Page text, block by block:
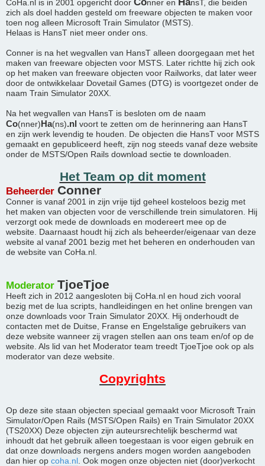
CoHa.nl is in 2001 opgericht door nner en
nsT, die beiden
zich als doel hadden gesteld om freeware objecten te maken voor
toen nog alleen Microsoft Train Simulator (MSTS).
Helaas is HansT niet meer onder ons.
Conner is na het wegvallen van HansT alleen doorgegaan met het
maken van freeware objecten voor MSTS. Later richtte hij zich ook
op het maken van freeware objecten voor Railworks, dat later weer
door de ontwikkelaar Dovetail Games (DTG) is voortgezet onder de
naam Train Simulator 20XX.
Na het wegvallen van HansT is besloten om de naam
Co(nner)Ha(ns).nl voort te zetten om de herinnering aan HansT
en zijn werk levendig te houden. De objecten die HansT voor MSTS
gemaakt en gepubliceerd heeft, zijn nog steeds vanaf deze website
onder de MSTS/Open Rails download sectie te downloaden.
Het Team op dit moment
Beheerder Conner
Conner is vanaf 2001 in zijn vrije tijd geheel kosteloos bezig met
het maken van objecten voor de verschillende trein simulatoren. Hij
verzorgt ook mede de downloads en modereert mee op de
website. Daarnaast houdt hij zich als beheerder/eigenaar van deze
website al vanaf 2001 bezig met het beheren en onderhouden van
de website van CoHa.nl.
Moderator TjoeTjoe
Heeft zich in 2012 aangesloten bij CoHa.nl en houd zich vooral
bezig met de lua scripts, handleidingen en het online brengen van
onze downloads voor Train Simulator 20XX. Hij onderhoudt de
contacten met de Duitse, Franse en Engelstalige gebruikers van
deze website wanneer zij vragen stellen aan ons team en/of op de
website. Als lid van het Moderator team treedt TjoeTjoe ook op als
moderator van deze website.
Copyrights
Op deze site staan objecten speciaal gemaakt voor Microsoft Train
Simulator/Open Rails (MSTS/Open Rails) en Train Simulator 20XX
(TS20XX) Deze objecten zijn auteursrechtelijk beschermd wat
inhoudt dat het gebruik alleen toegestaan is voor eigen gebruik en
dat onze downloads nergens anders mogen worden aangeboden
dan hier op coha.nl . Ook mogen onze objecten niet (door)verkocht